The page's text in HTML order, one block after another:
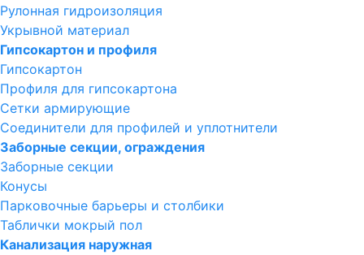
Рулонная гидроизоляция
Укрывной материал
Гипсокартон и профиля
Гипсокартон
Профиля для гипсокартона
Сетки армирующие
Соединители для профилей и уплотнители
Заборные секции, ограждения
Заборные секции
Конусы
Парковочные барьеры и столбики
Таблички мокрый пол
Канализация наружная